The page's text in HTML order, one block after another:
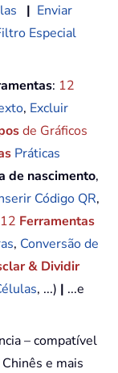
| Enviar
Especial
: 12
, Excluir
de Gráficos
Práticas
de nascimento,
Código QR,
12 Ferramentas
, Conversão de
& Dividir
, ...) | ...e
– compatível
e mais